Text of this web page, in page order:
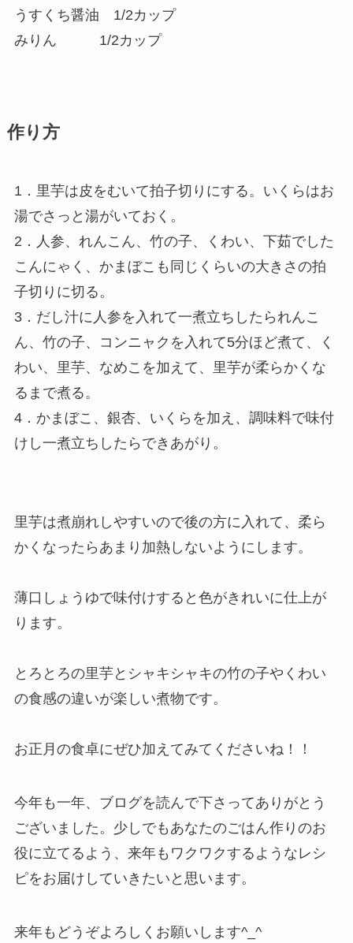
うすくち醤油 1/2カップ
みりん 1/2カップ
作り方
1．里芋は皮をむいて拍子切りにする。いくらはお
湯でさっと湯がいておく。
2．人参、れんこん、竹の子、くわい、下茹でした
こんにゃく、かまぼこも同じくらいの大きさの拍
子切りに切る。
3．だし汁に人参を入れて一煮立ちしたられんこ
ん、竹の子、コンニャクを入れて5分ほど煮て、く
わい、里芋、なめこを加えて、里芋が柔らかくな
るまで煮る。
4．かまぼこ、銀杏、いくらを加え、調味料で味付
けし一煮立ちしたらできあがり。
里芋は煮崩れしやすいので後の方に入れて、柔ら
かくなったらあまり加熱しないようにします。
薄口しょうゆで味付けすると色がきれいに仕上が
ります。
とろとろの里芋とシャキシャキの竹の子やくわい
の食感の違いが楽しい煮物です。
お正月の食卓にぜひ加えてみてくださいね！！
今年も一年、ブログを読んで下さってありがとう
ございました。少しでもあなたのごはん作りのお
役に立てるよう、来年もワクワクするようなレシ
ピをお届けしていきたいと思います。
来年もどうぞよろしくお願いします^_^